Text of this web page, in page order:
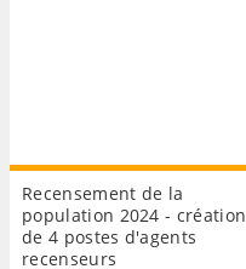
Recensement de la
population 2024 - création
de 4 postes d'agents
recenseurs